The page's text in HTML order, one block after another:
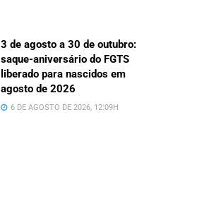
3 de agosto a 30 de outubro:
saque-aniversário do FGTS
liberado para nascidos em
agosto de 2026
6 DE AGOSTO DE 2026, 12:09H